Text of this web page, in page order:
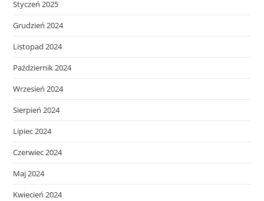
Styczeń 2025
Grudzień 2024
Listopad 2024
Październik 2024
Wrzesień 2024
Sierpień 2024
Lipiec 2024
Czerwiec 2024
Maj 2024
Kwiecień 2024